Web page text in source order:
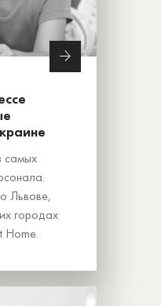
самых
Львове,
городах
Home.